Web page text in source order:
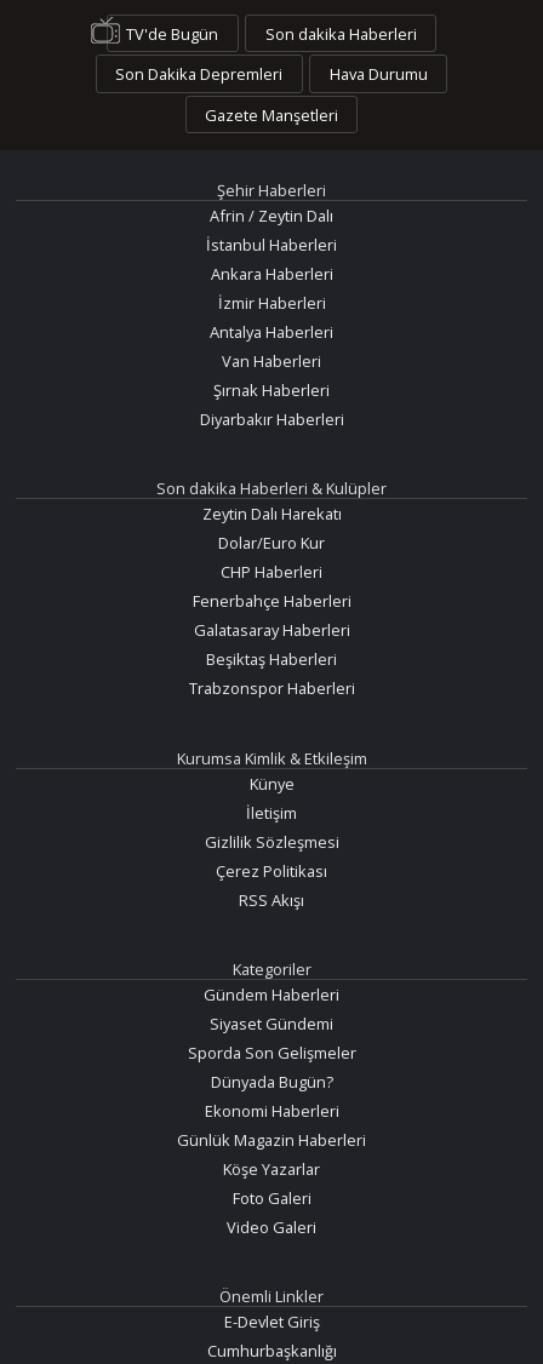
TV'de Bugün
Son dakika Haberleri
Son Dakika Depremleri
Hava Durumu
Gazete Manşetleri
Şehir Haberleri
Afrin / Zeytin Dalı
İstanbul Haberleri
Ankara Haberleri
İzmir Haberleri
Antalya Haberleri
Van Haberleri
Şırnak Haberleri
Diyarbakır Haberleri
Son dakika Haberleri & Kulüpler
Zeytin Dalı Harekatı
Dolar/Euro Kur
CHP Haberleri
Fenerbahçe Haberleri
Galatasaray Haberleri
Beşiktaş Haberleri
Trabzonspor Haberleri
Kurumsa Kimlik & Etkileşim
Künye
İletişim
Gizlilik Sözleşmesi
Çerez Politikası
RSS Akışı
Kategoriler
Gündem Haberleri
Siyaset Gündemi
Sporda Son Gelişmeler
Dünyada Bugün?
Ekonomi Haberleri
Günlük Magazin Haberleri
Köşe Yazarlar
Foto Galeri
Video Galeri
Önemli Linkler
E-Devlet Giriş
Cumhurbaşkanlığı